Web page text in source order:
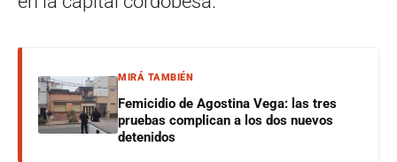
MIRÁ TAMBIÉN
Femicidio de Agostina Vega: las tres
pruebas complican a los dos nuevos
detenidos